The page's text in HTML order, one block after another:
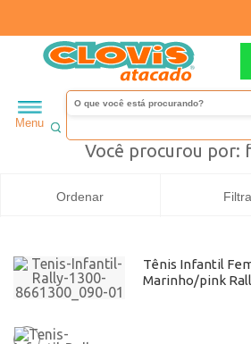
Menu
Infantil Menino feminino
Você procurou por:
Ordenar
Tênis Infantil
Marinho/pink